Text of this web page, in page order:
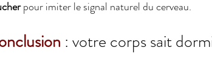
pour imiter le signal naturel du cerveau.
: votre corps sait